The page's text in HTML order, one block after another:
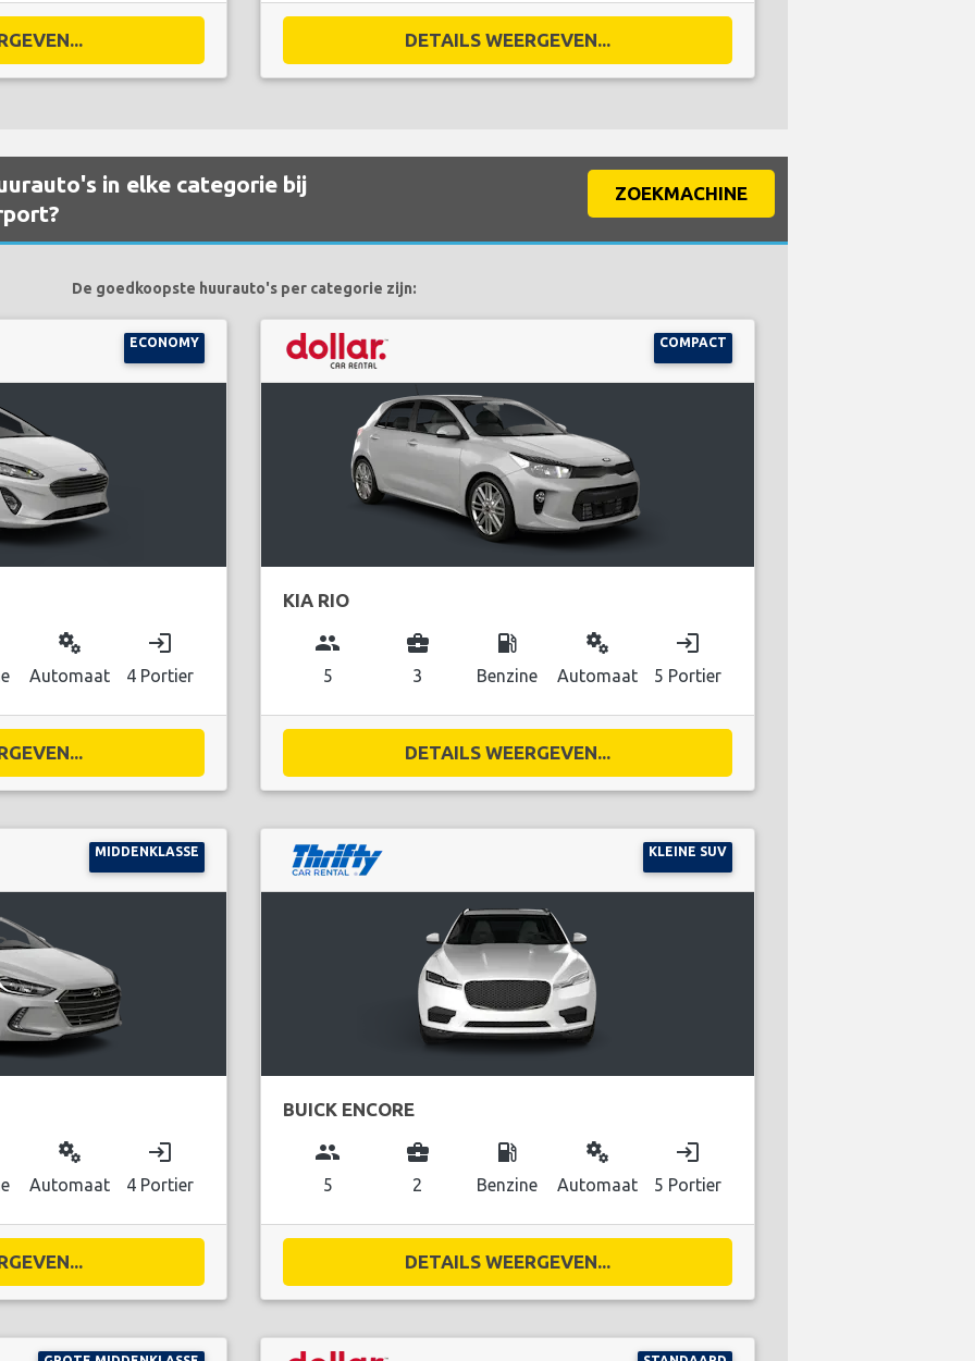
DETAILS WEERGEVEN...
in elke categorie bij
ZOEKMACHINE
De goedkoopste huurauto's per categorie zijn:
ECONOMY
miscellaneous_services
Automaat
login
4 Portier
COMPACT
KIA RIO
group
5
business_center
3
local_gas_station
Benzine
miscellaneous_services
Automaat
login
5 Portier
DETAILS WEERGEVEN...
MIDDENKLASSE
miscellaneous_services
Automaat
login
4 Portier
KLEINE SUV
BUICK ENCORE
group
5
business_center
2
local_gas_station
Benzine
miscellaneous_services
Automaat
login
5 Portier
DETAILS WEERGEVEN...